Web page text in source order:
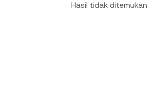
Hasil tidak ditemukan